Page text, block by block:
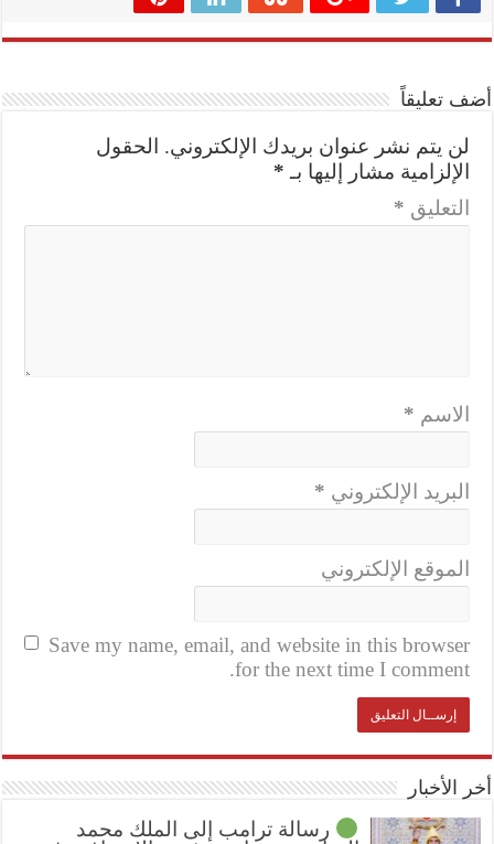
أضف تعليقاً
لن يتم نشر عنوان بريدك الإلكتروني.
الحقول
الإلزامية مشار إليها بـ *
التعليق *
الاسم *
البريد الإلكتروني *
الموقع الإلكتروني
Save my name, email, and website in this browser
for the next time I comment.
أخر الأخبار
رسالة ترامب إلى الملك محمد